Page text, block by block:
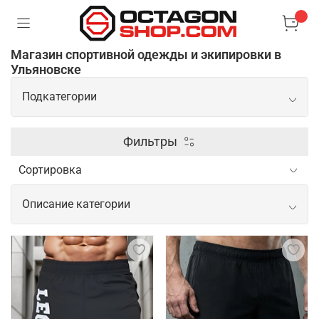
Магазин спортивной одежды и экипировки в
Ульяновске
Подкатегории
Одежда
Обувь
Аксессуары
Фильтры
Описание категории
Спортивная одежда и экипировка для
профессионального спорта, ММА и
единоборств
Профессиональная одежда и экипировка для